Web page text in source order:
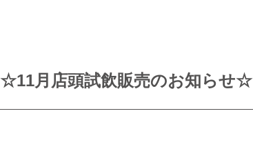
☆11月店頭試飲販売のお知らせ☆